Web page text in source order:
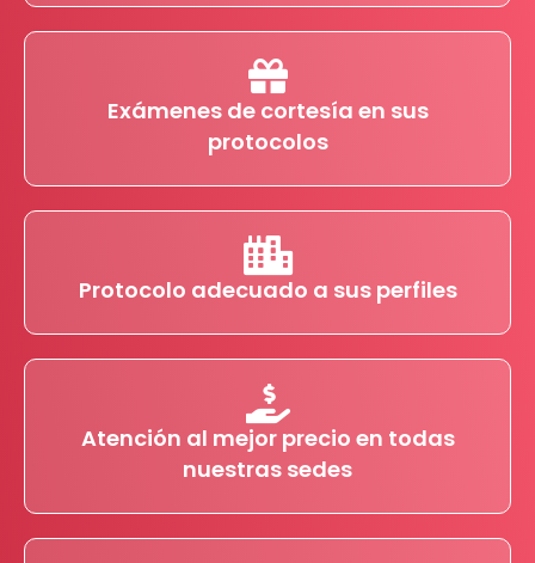
Exámenes de cortesía en sus
protocolos
Protocolo adecuado a sus perfiles
Atención al mejor precio en todas
nuestras sedes